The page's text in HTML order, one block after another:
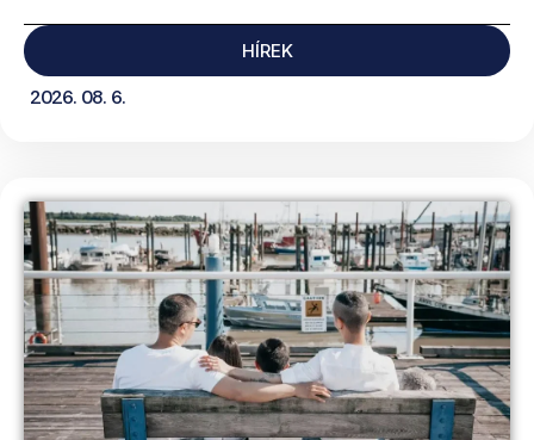
HÍREK
2026. 08. 6.